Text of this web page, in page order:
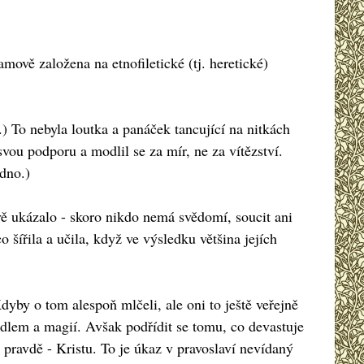
založena na etnofiletické (tj. heretické)
nebyla loutka a panáček tancující na nitkách
podporu a modlil se za mír, ne za vítězství.
ukázalo - skoro nikdo nemá svědomí, soucit ani
šířila a učila, když ve výsledku většina jejích
o tom alespoň mlčeli, ale oni to ještě veřejně
a magií. Avšak podřídit se tomu, co devastuje
- Kristu. To je úkaz v pravoslaví nevídaný